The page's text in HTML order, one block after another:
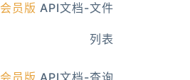
会员版 API文档-文件
列表
会员版 API文档-查询